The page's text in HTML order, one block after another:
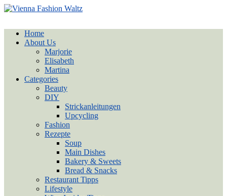
Home
About Us
Marjorie
Elisabeth
Martina
Categories
Beauty
DIY
Strickanleitungen
Upcycling
Fashion
Rezepte
Soup
Main Dishes
Bakery & Sweets
Bread & Snacks
Restaurant Tipps
Lifestyle